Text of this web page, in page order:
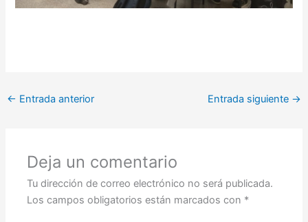
← Entrada anterior Entrada siguiente →
Deja un comentario
Tu dirección de correo electrónico no será publicada.
Los campos obligatorios están marcados con *